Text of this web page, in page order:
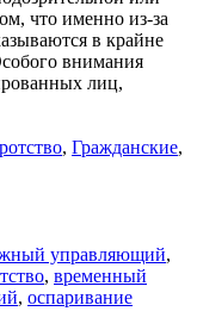
что именно из-за
в крайне
внимания
лиц,
, Гражданские,
управляющий,
, временный
, оспаривание